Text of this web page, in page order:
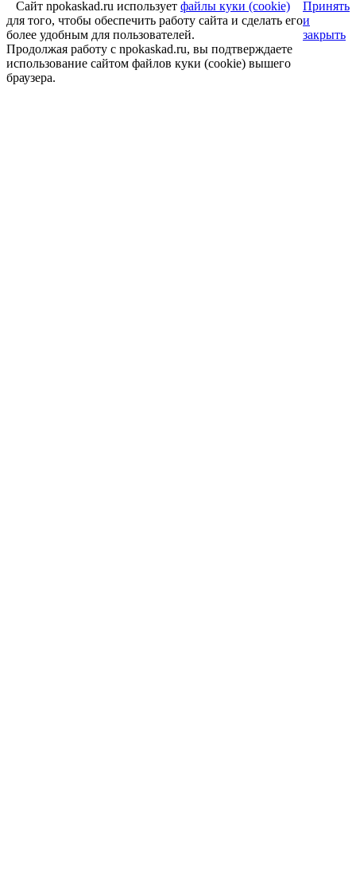
Сайт npokaskad.ru использует файлы куки (cookie)
для того, чтобы обеспечить работу сайта и сделать его
более удобным для пользователей.
Продолжая работу с npokaskad.ru, вы подтверждаете
использование сайтом файлов куки (cookie) вышего
браузера.
Принять
и
закрыть